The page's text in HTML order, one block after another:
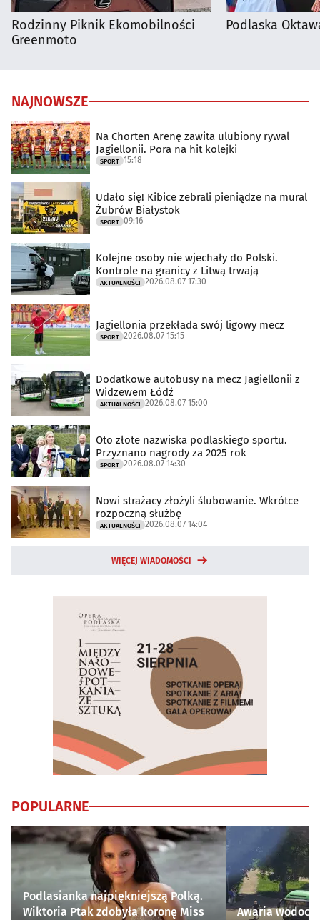
Rodzinny Piknik Ekomobilności
Greenmoto
Podlaska
NAJNOWSZE
Na Chorten Arenę zawita ulubiony rywal
Jagiellonii. Pora na hit kolejki
SPORT 15:18
Udało się! Kibice zebrali pieniądze na mural
Żubrów Białystok
SPORT 09:16
Kolejne osoby nie wjechały do Polski.
Kontrole na granicy z Litwą trwają
AKTUALNOŚCI 2026.08.07 17:30
Jagiellonia przekłada swój ligowy mecz
SPORT 2026.08.07 15:15
Dodatkowe autobusy na mecz Jagiellonii z
Widzewem Łódź
AKTUALNOŚCI 2026.08.07 15:00
Oto złote nazwiska podlaskiego sportu.
Przyznano nagrody za 2025 rok
SPORT 2026.08.07 14:30
Nowi strażacy złożyli ślubowanie. Wkrótce
rozpoczną służbę
AKTUALNOŚCI 2026.08.07 14:04
WIĘCEJ WIADOMOŚCI
POPULARNE
Podlasianka najpiękniejszą Polką.
Wiktoria Ptak zdobyła koronę Miss
Awaria